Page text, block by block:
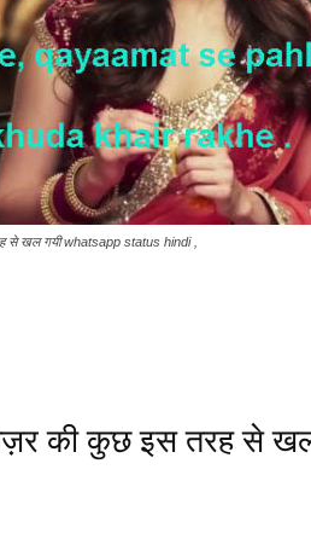
से खल गयी whatsapp status hindi ,
नज़र की कुछ इस तरह से